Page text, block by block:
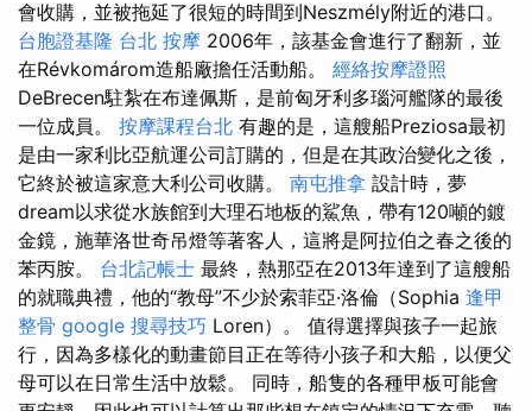
會收購，並被拖延了很短的時間到Neszmély附近的港口。
台胞證基隆 台北 按摩 2006年，該基金會進行了翻新，並
在Révkomárom造船廠擔任活動船。 經絡按摩證照
DeBrecen駐紮在布達佩斯，是前匈牙利多瑙河艦隊的最後
一位成員。 按摩課程台北 有趣的是，這艘船Preziosa最初
是由一家利比亞航運公司訂購的，但是在其政治變化之後，
它終於被這家意大利公司收購。 南屯推拿 設計時，夢
dream以求從水族館到大理石地板的鯊魚，帶有120噸的鍍
金鏡，施華洛世奇吊燈等著客人，這將是阿拉伯之春之後的
苯丙胺。 台北記帳士 最終，熱那亞在2013年達到了這艘船
的就職典禮，他的“教母”不少於索菲亞·洛倫（Sophia 逢甲
整骨 google 搜尋技巧 Loren）。 值得選擇與孩子一起旅
行，因為多樣化的動畫節目正在等待小孩子和大船，以便父
母可以在日常生活中放鬆。 同時，船隻的各種甲板可能會